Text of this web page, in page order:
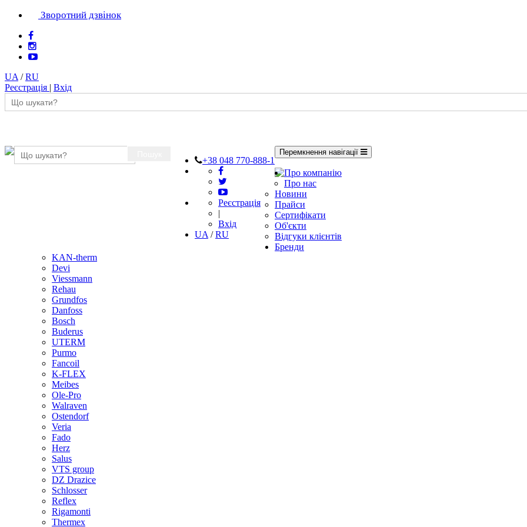
Зворотний дзвінок
UA /RU
Реєстрація | Вхід
+38 048 770-888-1
Реєстрація
|
Вхід
UA /RU
Перемкнення навігації
Про компанію
Про нас
Новини
Прайси
Сертифікати
Об'єкти
Відгуки клієнтів
Бренди
KAN-therm
Devi
Viessmann
Rehau
Grundfos
Danfoss
Bosch
Buderus
UTERM
Purmo
Fancoil
K-FLEX
Meibes
Ole-Pro
Walraven
Ostendorf
Veria
Fado
Herz
Salus
VTS group
DZ Drazice
Schlosser
Reflex
Rigamonti
Thermex